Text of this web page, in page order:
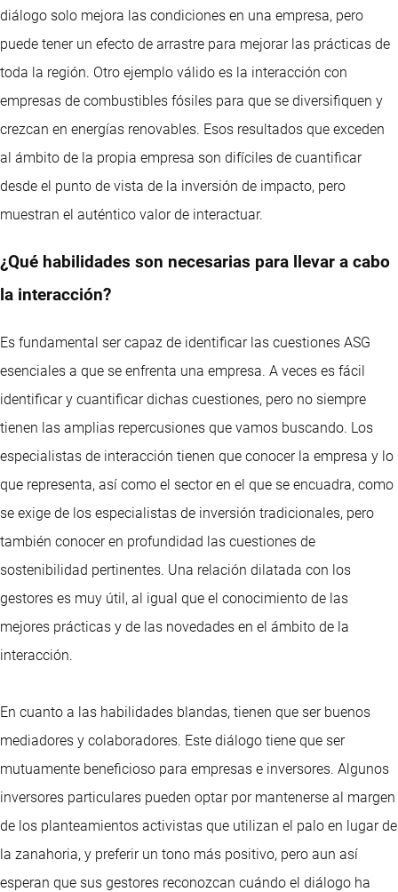
diálogo solo mejora las condiciones en una empresa, pero
puede tener un efecto de arrastre para mejorar las prácticas de
toda la región. Otro ejemplo válido es la interacción con
empresas de combustibles fósiles para que se diversifiquen y
crezcan en energías renovables. Esos resultados que exceden
al ámbito de la propia empresa son difíciles de cuantificar
desde el punto de vista de la inversión de impacto, pero
muestran el auténtico valor de interactuar.
¿Qué habilidades son necesarias para llevar a cabo
la interacción?
Es fundamental ser capaz de identificar las cuestiones ASG
esenciales a que se enfrenta una empresa. A veces es fácil
identificar y cuantificar dichas cuestiones, pero no siempre
tienen las amplias repercusiones que vamos buscando. Los
especialistas de interacción tienen que conocer la empresa y lo
que representa, así como el sector en el que se encuadra, como
se exige de los especialistas de inversión tradicionales, pero
también conocer en profundidad las cuestiones de
sostenibilidad pertinentes. Una relación dilatada con los
gestores es muy útil, al igual que el conocimiento de las
mejores prácticas y de las novedades en el ámbito de la
interacción.
En cuanto a las habilidades blandas, tienen que ser buenos
mediadores y colaboradores. Este diálogo tiene que ser
mutuamente beneficioso para empresas e inversores. Algunos
inversores particulares pueden optar por mantenerse al margen
de los planteamientos activistas que utilizan el palo en lugar de
la zanahoria, y preferir un tono más positivo, pero aun así
esperan que sus gestores reconozcan cuándo el diálogo ha